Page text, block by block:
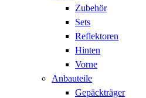
Zubehör
Sets
Reflektoren
Hinten
Vorne
Anbauteile
Gepäckträger